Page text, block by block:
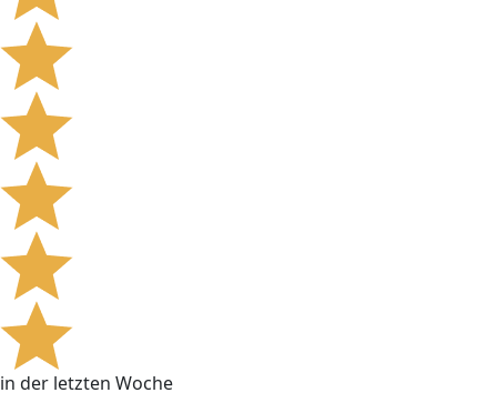
in der letzten Woche